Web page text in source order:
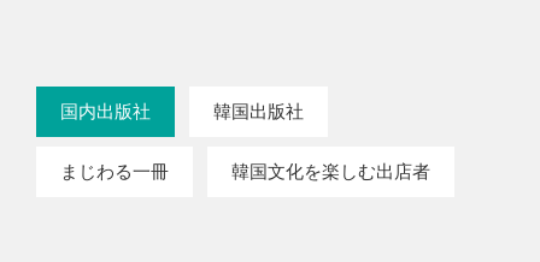
国内出版社 韓国出版社
まじわる一冊 韓国文化を楽しむ出店者